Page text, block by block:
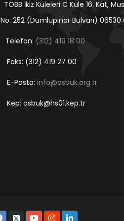
TOBB İkiz Kuleleri C Kule 16. Kat,
No: 252 (Dumlupınar Bulvarı)
Telefon: (312) 419 18 00
Faks: (312) 419 27 00
E-Posta: info@osbuk.org.tr
Kep: osbuk@hs01.kep.tr